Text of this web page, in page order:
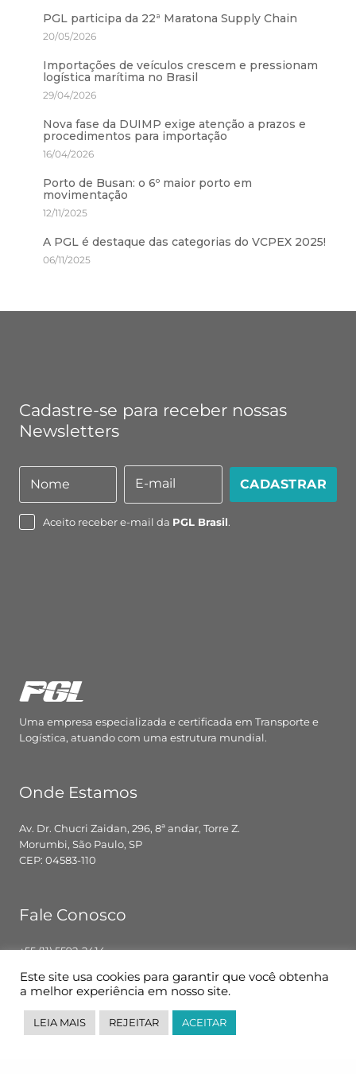
PGL participa da 22ª Maratona Supply Chain
20/05/2026
Importações de veículos crescem e pressionam
logística marítima no Brasil
29/04/2026
Nova fase da DUIMP exige atenção a prazos e
procedimentos para importação
16/04/2026
Porto de Busan: o 6º maior porto em
movimentação
12/11/2025
A PGL é destaque das categorias do VCPEX 2025!
06/11/2025
Cadastre-se para receber nossas
Newsletters
Nome
Nome
mail
E-mail CADASTRAR
Aceito receber e-mail da PGL Brasil.
Uma empresa especializada e certificada em Transporte e
Logística, atuando com uma estrutura mundial.
Onde Estamos
Av. Dr. Chucri Zaidan, 296, 8ª andar, Torre Z.
Morumbi, São Paulo, SP
CEP: 04583-110
Fale Conosco
+55 (11) 5592-2414
Segunda – Sexta: 8h00 – 18h00
Siga-nos
Este site usa cookies para garantir que você obtenha
a melhor experiência em nosso site.
LEIA MAIS REJEITAR ACEITAR